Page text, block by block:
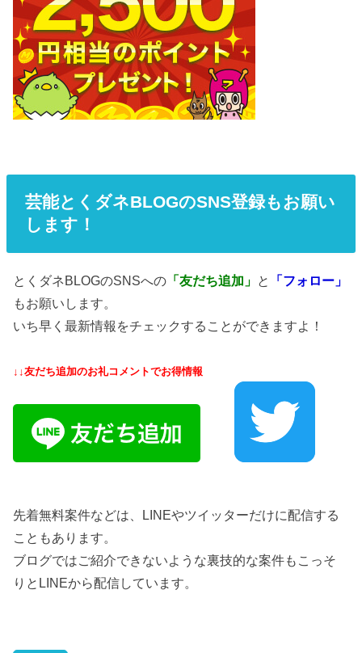
芸能とくダネBLOGのSNS登録もお願い
します！
とくダネBLOGのSNSへの 「友だち追加」 と
「フォロー」
もお願いします。
いち早く最新情報をチェックすることができますよ！
↓↓友だち追加のお礼コメントでお得情報
先着無料案件などは、LINEやツイッターだけに配信する
こともあります。
ブログではご紹介できないような裏技的な案件もこっそ
りとLINEから配信しています。